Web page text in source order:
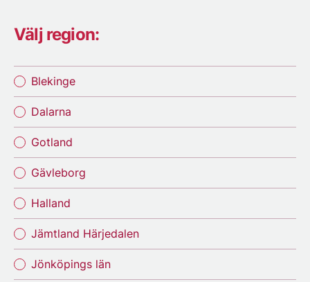
Välj region:
Blekinge
Dalarna
Gotland
Gävleborg
Halland
Jämtland Härjedalen
Jönköpings län